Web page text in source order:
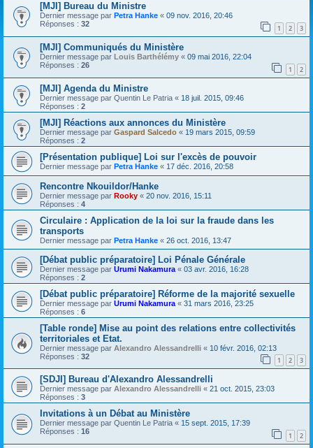
[MJI] Bureau du Ministre
Dernier message par Petra Hanke « 09 nov. 2016, 20:46
Réponses : 32 1 2 3
[MJI] Communiqués du Ministère
Dernier message par Louis Barthélémy « 09 mai 2016, 22:04
Réponses : 26 1 2
[MJI] Agenda du Ministre
Dernier message par Quentin Le Patria « 18 juil. 2015, 09:46
Réponses : 2
[MJI] Réactions aux annonces du Ministère
Dernier message par Gaspard Salcedo « 19 mars 2015, 09:59
Réponses : 2
[Présentation publique] Loi sur l'excès de pouvoir
Dernier message par Petra Hanke « 17 déc. 2016, 20:58
Rencontre Nkouildor/Hanke
Dernier message par Rooky « 20 nov. 2016, 15:11
Réponses : 4
Circulaire : Application de la loi sur la fraude dans les
transports
Dernier message par Petra Hanke « 26 oct. 2016, 13:47
[Débat public préparatoire] Loi Pénale Générale
Dernier message par Urumi Nakamura « 03 avr. 2016, 16:28
Réponses : 2
[Débat public préparatoire] Réforme de la majorité sexuelle
Dernier message par Urumi Nakamura « 31 mars 2016, 23:25
Réponses : 6
[Table ronde] Mise au point des relations entre collectivités
territoriales et Etat.
Dernier message par Alexandro Alessandrelli « 10 févr. 2016, 02:13
Réponses : 32 1 2 3
[SDJI] Bureau d'Alexandro Alessandrelli
Dernier message par Alexandro Alessandrelli « 21 oct. 2015, 23:03
Réponses : 3
Invitations à un Débat au Ministère
Dernier message par Quentin Le Patria « 15 sept. 2015, 17:39
Réponses : 16 1 2